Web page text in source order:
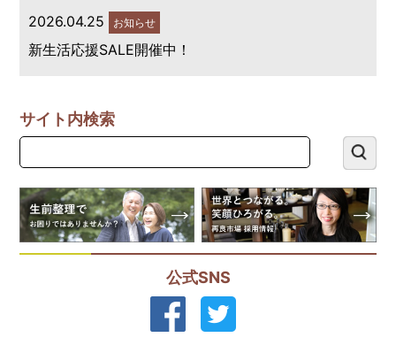
2026.04.25 お知らせ
新生活応援SALE開催中！
サイト内検索
公式SNS